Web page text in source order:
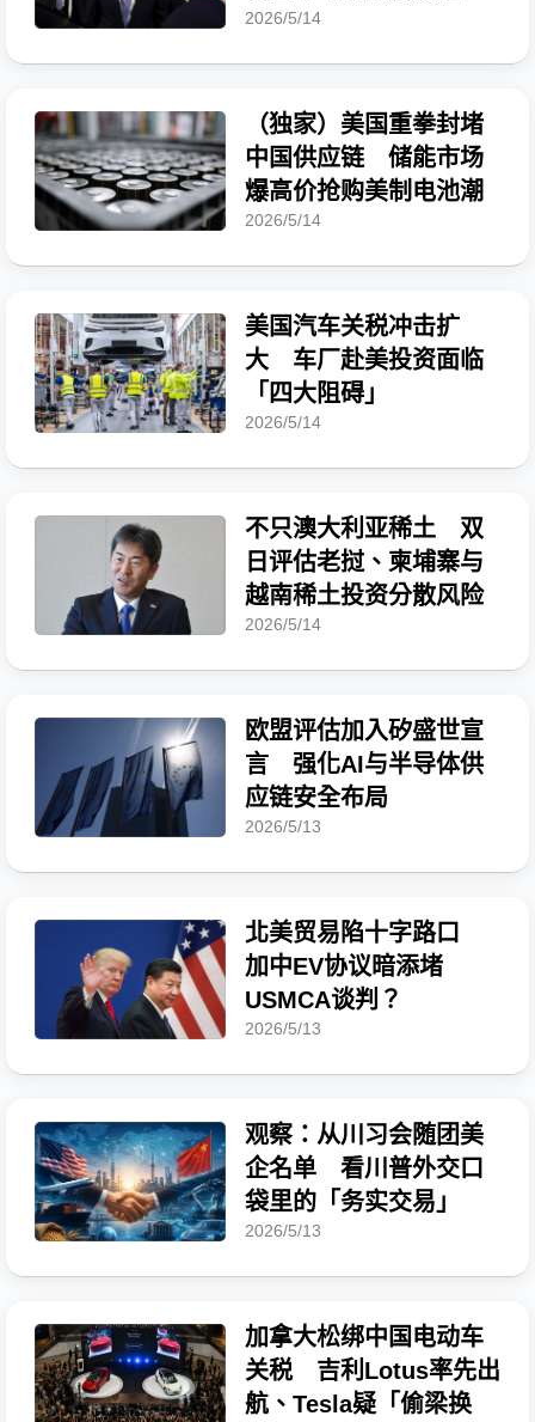
2026/5/14
（独家）美国重拳封堵
中国供应链 储能市场
爆高价抢购美制电池潮
2026/5/14
美国汽车关税冲击扩
大 车厂赴美投资面临
「四大阻碍」
2026/5/14
不只澳大利亚稀土 双
日评估老挝、柬埔寨与
越南稀土投资分散风险
2026/5/14
欧盟评估加入矽盛世宣
言 强化AI与半导体供
应链安全布局
2026/5/13
北美贸易陷十字路口
加中EV协议暗添堵
USMCA谈判？
2026/5/13
观察：从川习会随团美
企名单 看川普外交口
袋里的「务实交易」
2026/5/13
加拿大松绑中国电动车
关税 吉利Lotus率先出
航、Tesla疑「偷梁换